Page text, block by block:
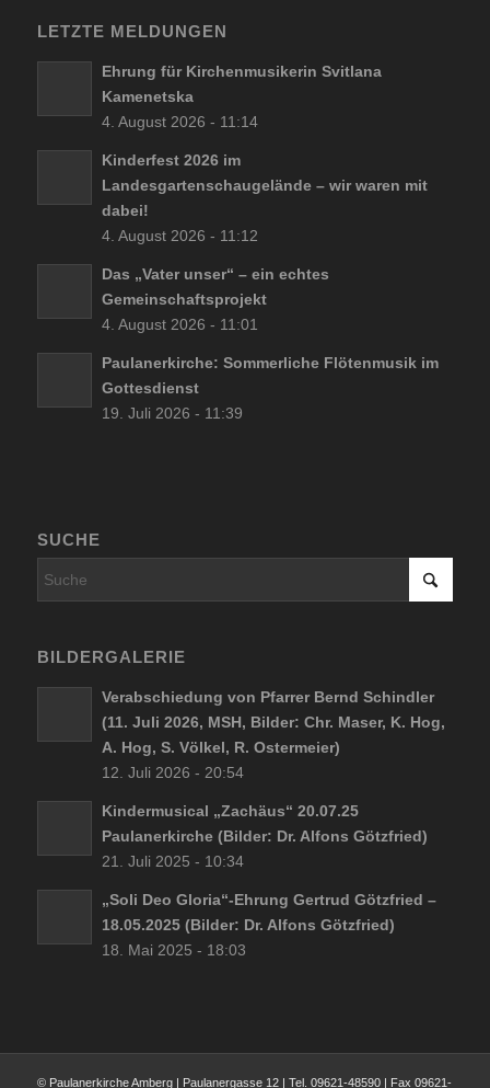
LETZTE MELDUNGEN
Ehrung für Kirchenmusikerin Svitlana
Kamenetska
4. August 2026 - 11:14
Kinderfest 2026 im
Landesgartenschaugelände – wir waren mit
dabei!
4. August 2026 - 11:12
Das „Vater unser“ – ein echtes
Gemeinschaftsprojekt
4. August 2026 - 11:01
Paulanerkirche: Sommerliche Flötenmusik im
Gottesdienst
19. Juli 2026 - 11:39
SUCHE
BILDERGALERIE
Verabschiedung von Pfarrer Bernd Schindler
(11. Juli 2026, MSH, Bilder: Chr. Maser, K. Hog,
A. Hog, S. Völkel, R. Ostermeier)
12. Juli 2026 - 20:54
Kindermusical „Zachäus“ 20.07.25
Paulanerkirche (Bilder: Dr. Alfons Götzfried)
21. Juli 2025 - 10:34
„Soli Deo Gloria“-Ehrung Gertrud Götzfried –
18.05.2025 (Bilder: Dr. Alfons Götzfried)
18. Mai 2025 - 18:03
© Paulanerkirche Amberg | Paulanergasse 12 | Tel. 09621-48590 | Fax 09621-